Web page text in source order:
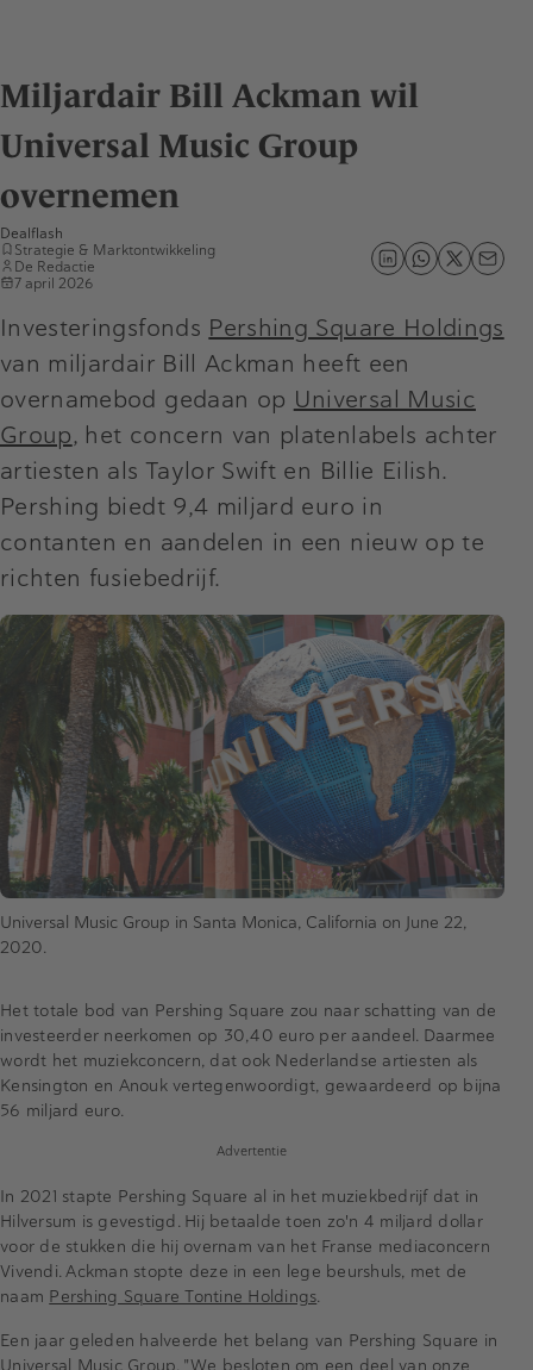
Miljardair Bill Ackman wil
Universal Music Group
overnemen
Dealflash
Strategie & Marktontwikkeling
De Redactie
7 april 2026
Investeringsfonds Pershing Square Holdings
van miljardair Bill Ackman heeft een
overnamebod gedaan op Universal Music
Group, het concern van platenlabels achter
artiesten als Taylor Swift en Billie Eilish.
Pershing biedt 9,4 miljard euro in
contanten en aandelen in een nieuw op te
richten fusiebedrijf.
Universal Music Group in Santa Monica, California on June 22,
2020.
Het totale bod van Pershing Square zou naar schatting van de
investeerder neerkomen op 30,40 euro per aandeel. Daarmee
wordt het muziekconcern, dat ook Nederlandse artiesten als
Kensington en Anouk vertegenwoordigt, gewaardeerd op bijna
56 miljard euro.
Advertentie
In 2021 stapte Pershing Square al in het muziekbedrijf dat in
Hilversum is gevestigd. Hij betaalde toen zo'n 4 miljard dollar
voor de stukken die hij overnam van het Franse mediaconcern
Vivendi. Ackman stopte deze in een lege beurshuls, met de
naam Pershing Square Tontine Holdings.
Een jaar geleden halveerde het belang van Pershing Square in